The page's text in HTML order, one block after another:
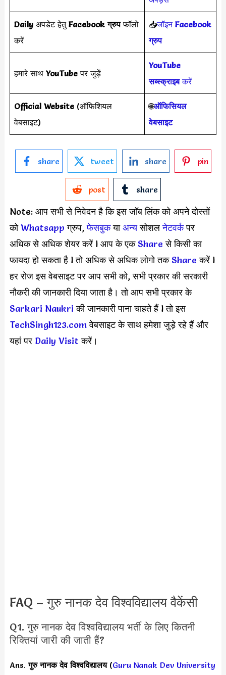
Daily अपडेट हेतुFacebook ग्रुपफॉलो
करें
📥जॉइन Facebook
ग्रुप
हमारे साथYouTubeपर जुड़ें
YouTube
सब्स्क्राइबकरें
Official Website (ऑफिशियल
वेबसाइट)
🌐ऑफिसियल
वेबसाइट
share tweet share pin
post share
Note: आप सभी से निवेदन है कि इस जॉब लिंक को अपने दोस्तों
कोWhatsapp ग्रुप,फेसबुकयाअन्यसोशलनेटवर्कपर
अधिक से अधिक शेयर करें l आप के एक Shareसे किसी का
फायदा हो सकता है l तो अधिक से अधिक लोगो तकShareकरें l
हर रोज इस वेबसाइट पर आप सभी को, सभी प्रकार की सरकारी
नौकरी की जानकारी दिया जाता है। तो आप सभी प्रकार के
Sarkari Naukri की जानकारी पाना चाहते हैं l तो इस
TechSingh123.comवेबसाइट के साथ हमेशा जुड़े रहे हैं और
यहां पर Daily Visit करें।
FAQ – गुरु नानक देव विश्वविद्यालय वैकेंसी
Q1. गुरु नानक देव विश्वविद्यालय भर्ती के लिए कितनी
रिक्तियां जारी की जाती हैं?
Ans.गुरु नानक देव विश्वविद्यालय(Guru Nanak Dev University